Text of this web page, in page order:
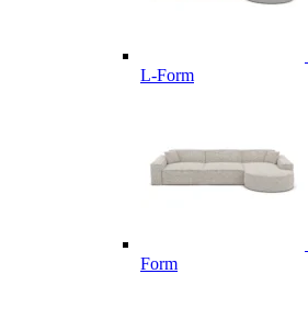
L-Form
Form